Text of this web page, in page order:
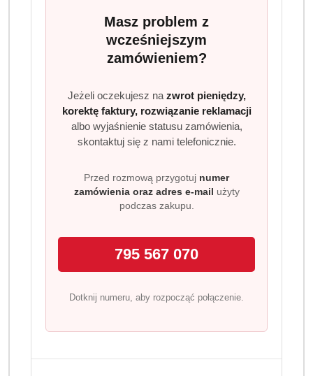
składników znanych ze swoich
nawilżającychirozświetlających
Formuła zawiera w 100% delikatne składniki myjące
Care by Nature jest w 92% naturalnego pochodzenia a
100% składników nawilżających jest pochodzenia
roślinnego. Nowe żele Dove to połączenie pielęgnacji i
natury. Dove Care by Nature nie zawiera siarczanów
skóry. Co więcej, formuła jest w 92% biodegradowalna* i
jest zapakowana w nadającą się do recyklingu butelkę,
wykonaną w 100% z przetworzonego plastiku.*
Pomiń karuzelę produktów
Produkty
statusie:
Polecane
Produkty
statusie:
Podobne produkty
Masz problem z
wcześniejszym
zamówieniem?
Jeżeli oczekujesz na zwrot pieniędzy,
korektę faktury, rozwiązanie reklamacji
albo wyjaśnienie statusu zamówienia,
skontaktuj się z nami telefonicznie.
Przed rozmową przygotuj numer
zamówienia oraz adres e-mail użyty
podczas zakupu.
795 567 070
Dotknij numeru, aby rozpocząć połączenie.